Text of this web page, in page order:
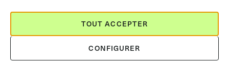
L’achèvement d’un chantier immobilier donne lieu à la
réception des travaux, concrétisée par la signature d’un
procès-verbal par le maître d’ouvrage et l’entrepreneur.
Ce document important peut faire l’objet d’une signature
CONFIGURER
TOUT ACCEPTER